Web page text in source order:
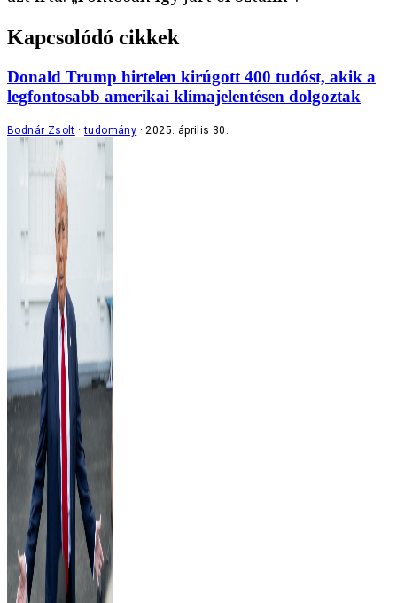
Kapcsolódó cikkek
Donald Trump hirtelen kirúgott 400 tudóst, akik a
legfontosabb amerikai klímajelentésen dolgoztak
Bodnár Zsolt tudomány 2025. április 30.